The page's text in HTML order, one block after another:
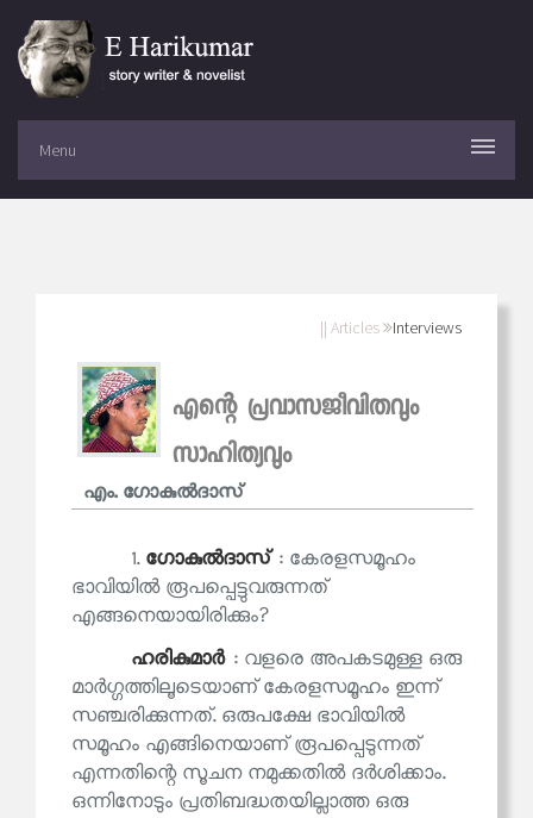
Menu
|| Articles Interviews
എന്റെ പ്രവാസജീവിതവും
സാഹിത്യവും
എം. ഗോകുല്‍ദാസ്
1. ഗോകുല്‍ദാസ് : കേരളസമൂഹം
ഭാവിയില്‍ രൂപപ്പെട്ടുവരുന്നത്
എങ്ങനെയായിരിക്കും?
ഹരികുമാര്‍ : വളരെ അപകടമുള്ള ഒരു
മാര്‍ഗ്ഗത്തിലൂടെയാണ് കേരളസമൂഹം ഇന്ന്
സഞ്ചരിക്കുന്നത്. ഒരുപക്ഷേ ഭാവിയില്‍
സമൂഹം എങ്ങിനെയാണ് രൂപപ്പെടുന്നത്
എന്നതിന്റെ സൂചന നമുക്കതിൽ ദര്‍ശിക്കാം.
ഒന്നിനോടും പ്രതിബദ്ധതയില്ലാത്ത ഒരു